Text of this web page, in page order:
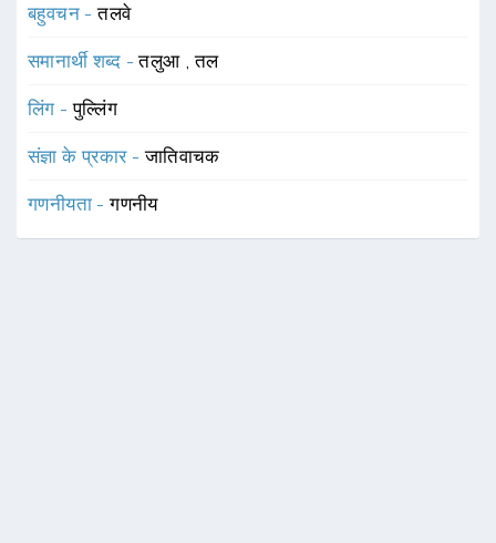
बहुवचन -तलवे
समानार्थी शब्द -तलुआ ,तल
लिंग -पुल्लिंग
संज्ञा के प्रकार -जातिवाचक
गणनीयता -गणनीय